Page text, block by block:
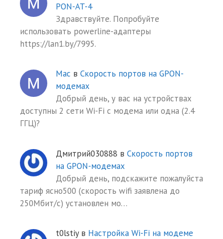
PON-AT-4
Здравствуйте. Попробуйте
использовать powerline-адаптеры
https://lan1.by/7995.
Mac в Скорость портов на GPON-
модемах
Добрый день, у вас на устройствах
доступны 2 сети Wi-Fi с модема или одна (2.4
ГГЦ)?
Дмитрий030888 в Скорость портов
на GPON-модемах
Добрый день, подскажите пожалуйста
тариф ясно500 (скорость wifi заявлена до
250Мбит/с) установлен мо…
t0lstiy в Настройка Wi-Fi на модеме